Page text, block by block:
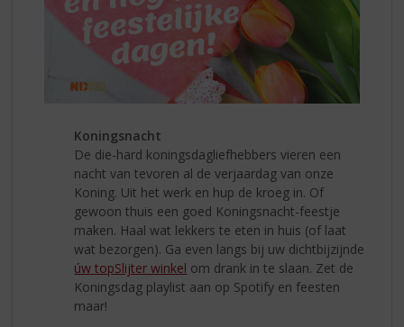
Koningsnacht
De die-hard koningsdagliefhebbers vieren een
nacht van tevoren al de verjaardag van onze
Koning. Uit het werk en hup de kroeg in. Of
gewoon thuis een goed Koningsnacht-feestje
maken. Haal wat lekkers te eten in huis (of laat
wat bezorgen). Ga even langs bij uw dichtbijzijnde
úw topSlijter winkel om drank in te slaan. Zet de
Koningsdag playlist aan op Spotify en feesten
maar!